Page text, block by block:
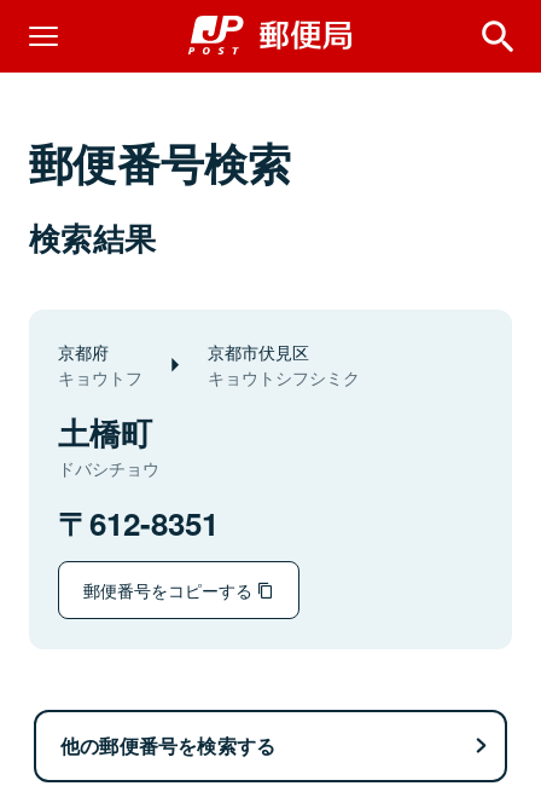
郵便番号検索
検索結果
京都府
キョウトフ
京都市伏見区
キョウトシフシミク
土橋町
ドバシチョウ
612-8351
郵便番号をコピーする
他の郵便番号を検索する